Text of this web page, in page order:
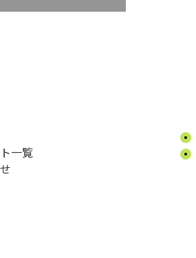
一覧